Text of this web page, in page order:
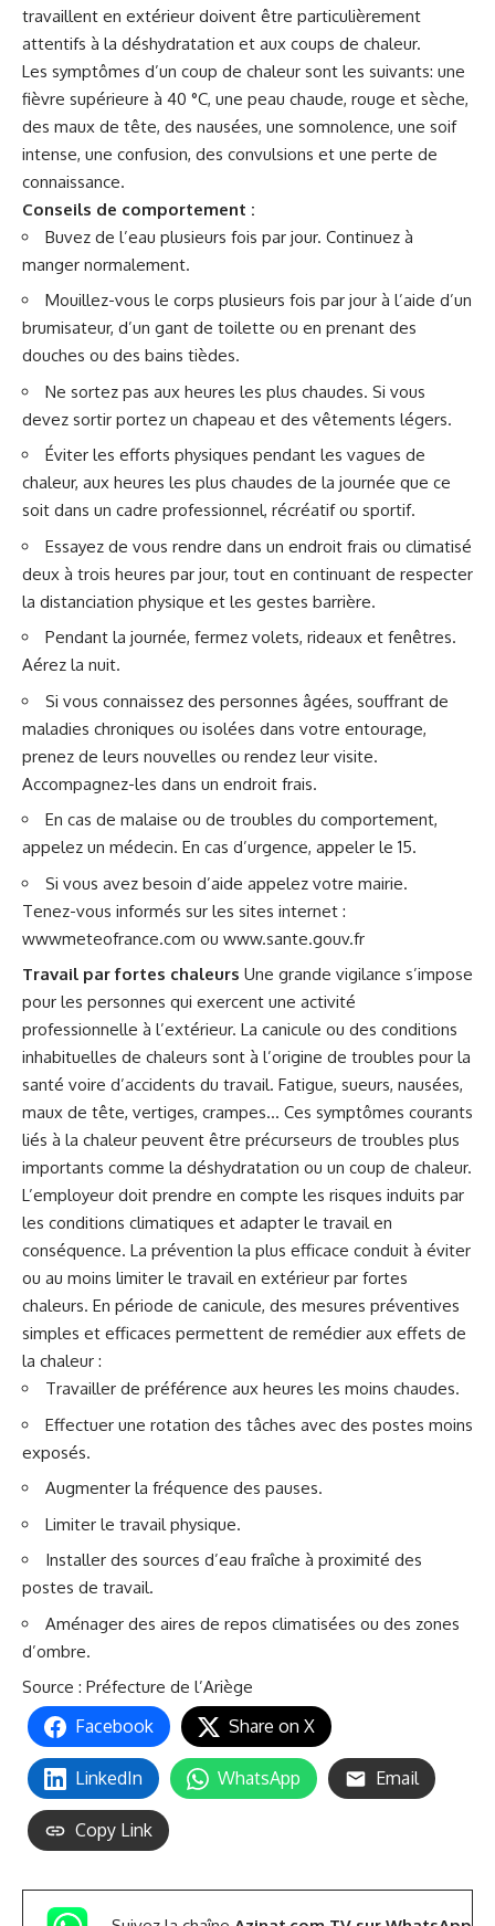
travaillent en extérieur doivent être particulièrement
attentifs à la déshydratation et aux coups de chaleur.
Les symptômes d’un coup de chaleur sont les suivants: une
fièvre supérieure à 40 °C, une peau chaude, rouge et sèche,
des maux de tête, des nausées, une somnolence, une soif
intense, une confusion, des convulsions et une perte de
connaissance.
Conseils de comportement :
Buvez de l’eau plusieurs fois par jour. Continuez à
manger normalement.
Mouillez-vous le corps plusieurs fois par jour à l’aide d’un
brumisateur, d’un gant de toilette ou en prenant des
douches ou des bains tièdes.
Ne sortez pas aux heures les plus chaudes. Si vous
devez sortir portez un chapeau et des vêtements légers.
Éviter les efforts physiques pendant les vagues de
chaleur, aux heures les plus chaudes de la journée que ce
soit dans un cadre professionnel, récréatif ou sportif.
Essayez de vous rendre dans un endroit frais ou climatisé
deux à trois heures par jour, tout en continuant de respecter
la distanciation physique et les gestes barrière.
Pendant la journée, fermez volets, rideaux et fenêtres.
Aérez la nuit.
Si vous connaissez des personnes âgées, souffrant de
maladies chroniques ou isolées dans votre entourage,
prenez de leurs nouvelles ou rendez leur visite.
Accompagnez-les dans un endroit frais.
En cas de malaise ou de troubles du comportement,
appelez un médecin. En cas d’urgence, appeler le 15.
Si vous avez besoin d’aide appelez votre mairie.
Tenez-vous informés sur les sites internet :
wwwmeteofrance.com ou www.sante.gouv.fr
Travail par fortes chaleurs Une grande vigilance s’impose
pour les personnes qui exercent une activité
professionnelle à l’extérieur. La canicule ou des conditions
inhabituelles de chaleurs sont à l’origine de troubles pour la
santé voire d’accidents du travail. Fatigue, sueurs, nausées,
maux de tête, vertiges, crampes… Ces symptômes courants
liés à la chaleur peuvent être précurseurs de troubles plus
importants comme la déshydratation ou un coup de chaleur.
L’employeur doit prendre en compte les risques induits par
les conditions climatiques et adapter le travail en
conséquence. La prévention la plus efficace conduit à éviter
ou au moins limiter le travail en extérieur par fortes
chaleurs. En période de canicule, des mesures préventives
simples et efficaces permettent de remédier aux effets de
la chaleur :
Travailler de préférence aux heures les moins chaudes.
Effectuer une rotation des tâches avec des postes moins
exposés.
Augmenter la fréquence des pauses.
Limiter le travail physique.
Installer des sources d’eau fraîche à proximité des
postes de travail.
Aménager des aires de repos climatisées ou des zones
d’ombre.
Source : Préfecture de l’Ariège
Facebook Share on X
LinkedIn WhatsApp Email
Copy Link